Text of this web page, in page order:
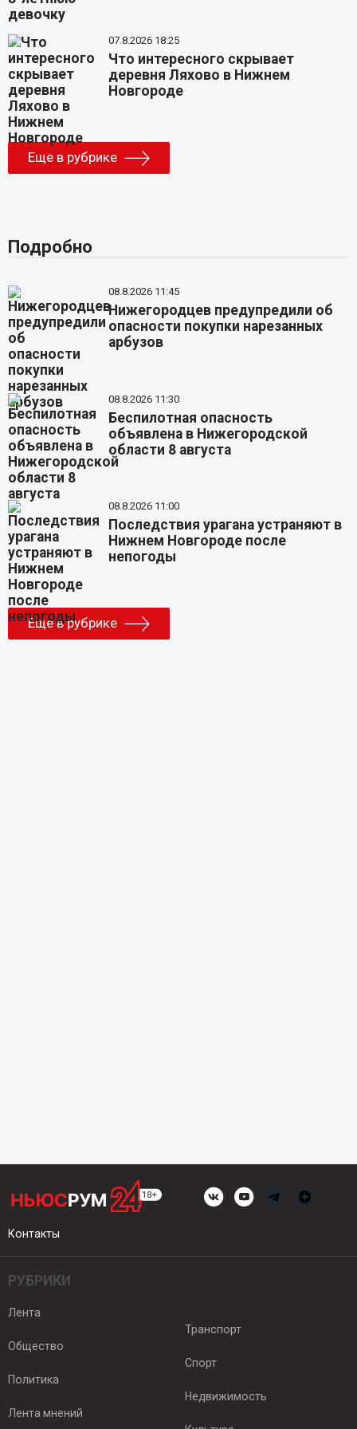
07.8.2026 18:25
Что интересного скрывает
деревня Ляхово в Нижнем
Новгороде
Еще в рубрике
Подробно
08.8.2026 11:45
Нижегородцев предупредили об
опасности покупки нарезанных
арбузов
08.8.2026 11:30
Беспилотная опасность
объявлена в Нижегородской
области 8 августа
08.8.2026 11:00
Последствия урагана устраняют в
Нижнем Новгороде после
непогоды
Еще в рубрике
Контакты
РУБРИКИ
Лента
Общество
Политика
Лента мнений
Транспорт
Спорт
Недвижимость